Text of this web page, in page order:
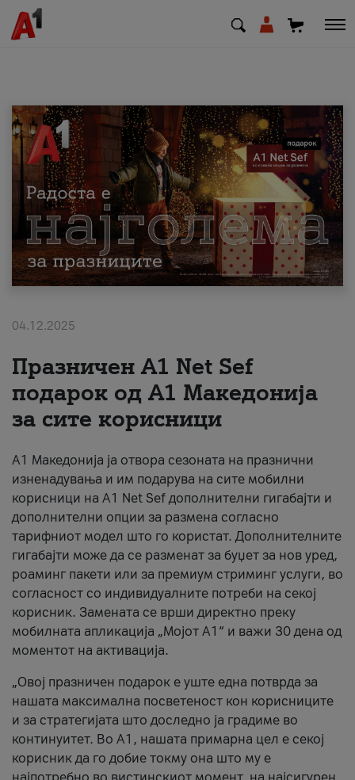
МК EN SQ
Приватни Деловни
Поддршка
Надополни кредит
За нас
#ПодобарОнлајн
04.12.2025
Празничен A1 Net Sеf
подарок од А1 Македонија
за сите корисници
А1 Македонија ја отвора сезоната на празнични
изненадувања и им подарува на сите мобилни
корисници на A1 Net Sef дополнителни гигабајти и
дополнителни опции за размена согласно
тарифниот модел што го користат. Дополнителните
гигабајти може да се разменат за буџет за нов уред,
роаминг пакети или за премиум стриминг услуги, во
согласност со индивидуалните потреби на секој
корисник. Замената се врши директно преку
мобилната апликација „Мојот А1“ и важи 30 дена од
моментот на активација.
„Овој празничен подарок е уште една потврда за
нашата максимална посветеност кон корисниците
и за стратегијата што доследно ја градиме во
континуитет. Во А1, нашата примарна цел е секој
корисник да го добие токму она што му е